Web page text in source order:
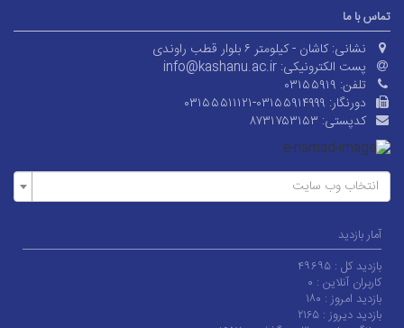
تماس با ما
نشانی: کاشان - کیلومتر ۶ بلوار قطب راوندی
پست الکترونیکی: info@kashanu.ac.ir
تلفن: ۰۳۱۵۵۹۱۹
دورنگار: ۰۳۱۵۵۵۱۱۱۲۱-۰۳۱۵۵۹۱۴۹۹۹
کدپستی: ۸۷۳۱۷۵۳۱۵۳
انتخاب وب سایت
آمار بازدید
بازدید کل : ۴۹۶۹۵
کاربران آنلاین : ۰
بازدید امروز : ۱۸۰
بازدید دیروز : ۲۱۶۵